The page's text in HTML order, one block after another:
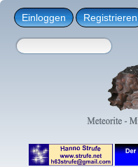
Einloggen Registrieren